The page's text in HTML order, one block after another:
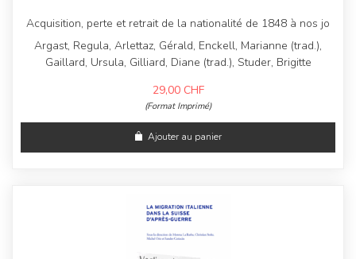
Acquisition, perte et retrait de la nationalité de 1848 à nos jo
Argast, Regula, Arlettaz, Gérald, Enckell, Marianne (trad.),
Gaillard, Ursula, Gilliard, Diane (trad.), Studer, Brigitte
29,00 CHF
(Format Imprimé)
Ajouter au panier